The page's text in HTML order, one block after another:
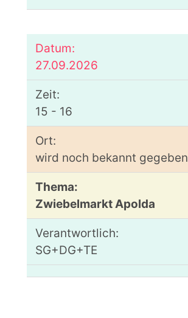
27.09.2026
15 - 16
wird noch bekannt gegeben
Zwiebelmarkt Apolda
SG+DG+TE